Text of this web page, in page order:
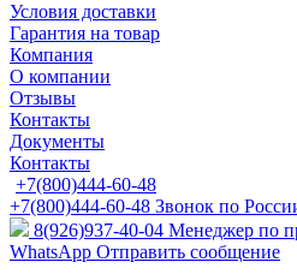
Условия доставки
Гарантия на товар
Компания
О компании
Отзывы
Контакты
Документы
Контакты
+7(800)444-60-48
+7(800)444-60-48 Звонок по
8(926)937-40-04 Менеджер по
WhatsApp Отправить сообщение